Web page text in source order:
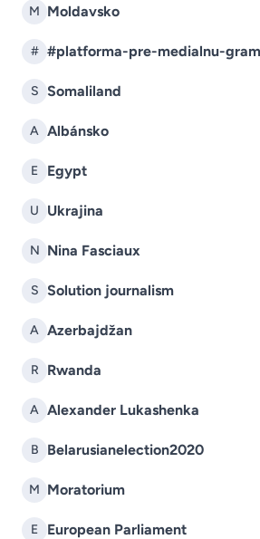
M Moldavsko
# #platforma-pre-medialnu-
S Somaliland
A Albánsko
E Egypt
U Ukrajina
N Nina Fasciaux
S Solution journalism
A Azerbajdžan
R Rwanda
A Alexander Lukashenka
B Belarusianelection2020
M Moratorium
E European Parliament